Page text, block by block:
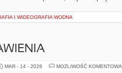
I WIDEOGRAFIA WODNA
MAR - 14 - 2026 MOŻLIWOŚĆ